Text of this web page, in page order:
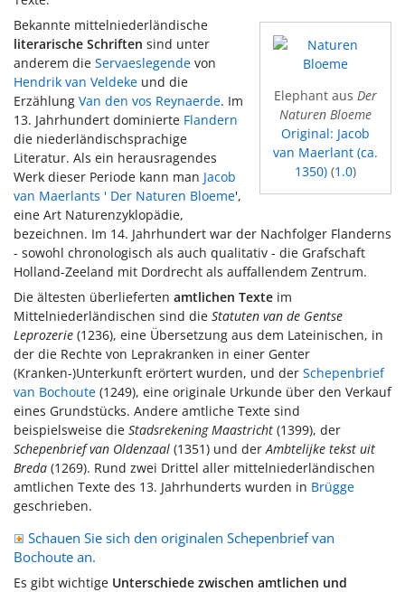
Elephant aus Der
Naturen Bloeme
Original: Jacob
van Maerlant (ca.
1350)(1.0)
Bekannte mittelniederländische
literarische Schriften sind unter
anderem die Servaeslegende von
Hendrik van Veldeke und die
Erzählung Van den vos Reynaerde. Im
13. Jahrhundert dominierte Flandern
die niederländischsprachige
Literatur. Als ein herausragendes
Werk dieser Periode kann man Jacob
van Maerlants ' Der Naturen Bloeme',
eine Art Naturenzyklopädie,
bezeichnen. Im 14. Jahrhundert war der Nachfolger Flanderns
- sowohl chronologisch als auch qualitativ - die Grafschaft
Holland-Zeeland mit Dordrecht als auffallendem Zentrum.
Die ältesten überlieferten amtlichen Texte im
Mittelniederländischen sind die Statuten van de Gentse
Leprozerie (1236), eine Übersetzung aus dem Lateinischen, in
der die Rechte von Leprakranken in einer Genter
(Kranken-)Unterkunft erörtert wurden, und der Schepenbrief
van Bochoute (1249), eine originale Urkunde über den Verkauf
eines Grundstücks. Andere amtliche Texte sind
beispielsweise die Stadsrekening Maastricht (1399), der
Schepenbrief van Oldenzaal (1351) und der Ambtelijke tekst uit
Breda (1269). Rund zwei Drittel aller mittelniederländischen
amtlichen Texte des 13. Jahrhunderts wurden in Brügge
geschrieben.
Schauen Sie sich den originalen Schepenbrief van
Bochoute an.
Es gibt wichtige Unterschiede zwischen amtlichen und